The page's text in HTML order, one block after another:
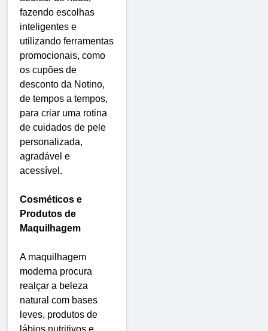
fazendo escolhas
inteligentes e
utilizando ferramentas
promocionais, como
os cupões de
desconto da Notino,
de tempos a tempos,
para criar uma rotina
de cuidados de pele
personalizada,
agradável e
acessível.
Cosméticos e
Produtos de
Maquilhagem
A maquilhagem
moderna procura
realçar a beleza
natural com bases
leves, produtos de